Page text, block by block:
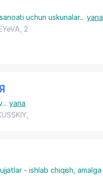
uchun uskunalar... yana
, 2
... yana
,
- ishlab chiqish, amalga